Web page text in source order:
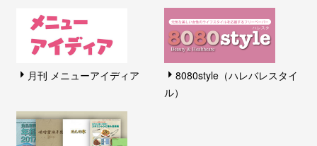
月刊 メニューアイディア
8080style（ハレバレスタイ
ル）